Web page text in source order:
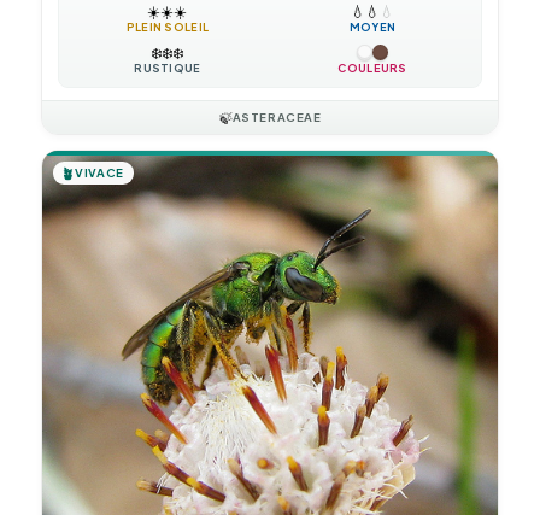
☀️☀️☀️
PLEIN SOLEIL
💧 💧 💧
MOYEN
❄️❄️❄️
RUSTIQUE COULEURS
🍃ASTERACEAE
🪴VIVACE